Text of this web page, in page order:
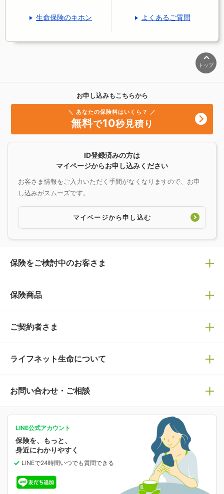
生命保険のキホン よくあるご質問
トップ
お申し込みもこちらから
＼ あなたの保険料はいくら？ ／
無料で10秒見積り
ID登録済みの方は
マイページからお申し込みください
お客さま情報をご入力いただく手間がなくなりますので、お申
し込みがスムーズです。
マイページから申し込む
保険をご検討中のお客さま
保険の選び方
保険選びで迷っている方はチェック！
保険の基礎知識や選び方を解説！
人生のステージに必要な保険がわかる！
保険ジャンバラヤ
あなたの人生と保険選びのためのWebメディア
選ばれる理由・評判
ライフネット生命の特長
ライフネット生命が選ばれる理由がわかる！
保険商品
保険商品一覧
万が一に備える
病気や手術に備える
がん保険
がんに備える
女性保険
女性特有の病気に備える
就業不能保険
就業不能状態に備える
ご契約者さま
マイページログイン
ご契約内容の確認
お客さま情報の確認・変更
保険料の支払い方法の変更
中断したお申し込みの再開
お申し込み後の状況確認
減額・解約・追加契約の申し込み など
ライフネット生命について
ライフネット生命についてトップ
会社情報
業績・財務情報
保険金等の支払状況
お問い合わせ・ご相談
保険相談サービス
よくあるご質問
LINE公式アカウント
保険を、もっと、
身近にわかりやすく
LINEで24時間いつでも質問できる